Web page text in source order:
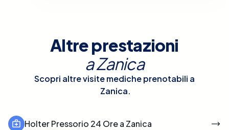
Altre prestazioni
aZanica
Scopri altre visite mediche prenotabili a
Zanica.
Holter Pressorio 24 Ore a Zanica